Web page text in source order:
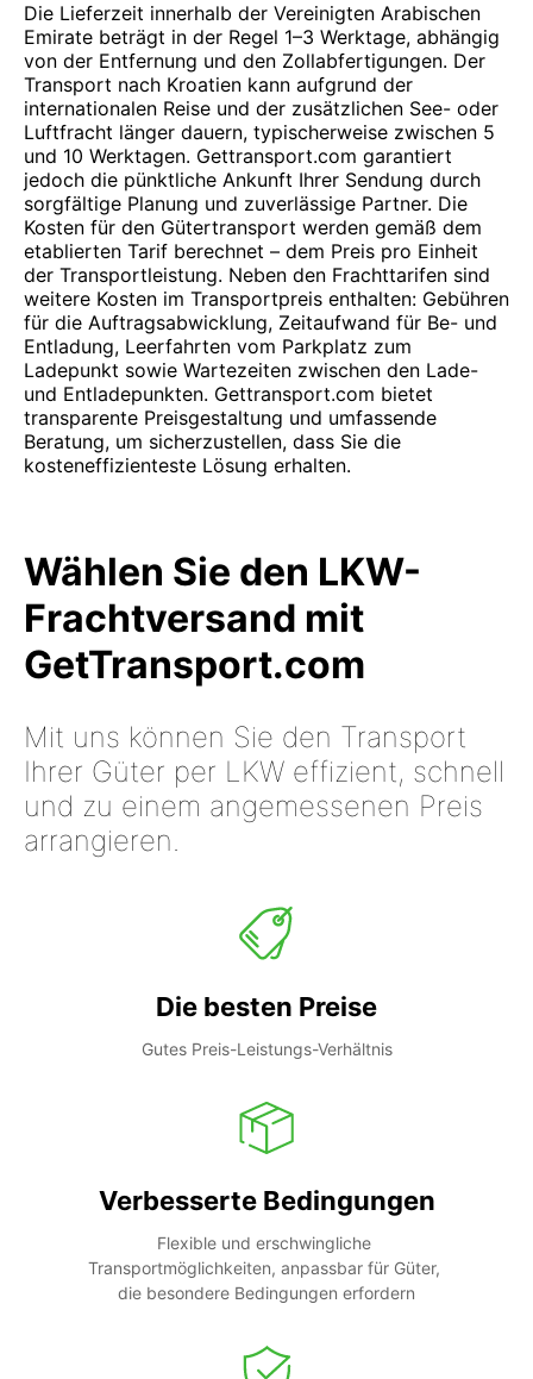
Die Lieferzeit innerhalb der Vereinigten Arabischen
Emirate beträgt in der Regel 1–3 Werktage, abhängig
von der Entfernung und den Zollabfertigungen. Der
Transport nach Kroatien kann aufgrund der
internationalen Reise und der zusätzlichen See- oder
Luftfracht länger dauern, typischerweise zwischen 5
und 10 Werktagen. Gettransport.com garantiert
jedoch die pünktliche Ankunft Ihrer Sendung durch
sorgfältige Planung und zuverlässige Partner. Die
Kosten für den Gütertransport werden gemäß dem
etablierten Tarif berechnet – dem Preis pro Einheit
der Transportleistung. Neben den Frachttarifen sind
weitere Kosten im Transportpreis enthalten: Gebühren
für die Auftragsabwicklung, Zeitaufwand für Be- und
Entladung, Leerfahrten vom Parkplatz zum
Ladepunkt sowie Wartezeiten zwischen den Lade-
und Entladepunkten. Gettransport.com bietet
transparente Preisgestaltung und umfassende
Beratung, um sicherzustellen, dass Sie die
kosteneffizienteste Lösung erhalten.
Wählen Sie den LKW-
Frachtversand mit
GetTransport.com
Mit uns können Sie den Transport
Ihrer Güter per LKW effizient, schnell
und zu einem angemessenen Preis
arrangieren.
Die besten Preise
Gutes Preis-Leistungs-Verhältnis
Verbesserte Bedingungen
Flexible und erschwingliche
Transportmöglichkeiten, anpassbar für Güter,
die besondere Bedingungen erfordern